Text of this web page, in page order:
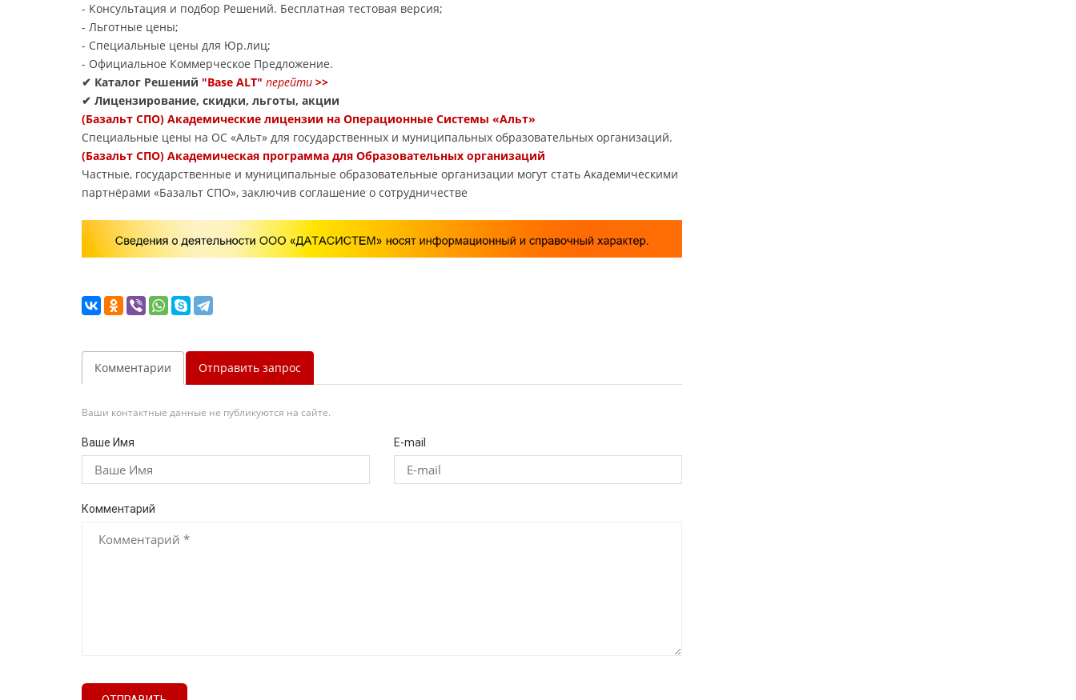
- Консультация и подбор Решений. Бесплатная тестовая версия;
- Льготные цены;
- Специальные цены для Юр.лиц;
- Официальное Коммерческое Предложение.
✔ Каталог Решений "Base ALT" перейти >>
✔ Лицензирование, скидки, льготы, акции
(Базальт СПО) Академические лицензии на Операционные Системы «Альт»
Специальные цены на ОС «Альт» для государственных и муниципальных образовательных организаций.
(Базальт СПО) Академическая программа для Образовательных организаций
Частные, государственные и муниципальные образовательные организации могут стать Академическими
партнёрами «Базальт СПО», заключив соглашение о сотрудничестве
Комментарии Отправить запрос
Ваши контактные данные не публикуются на сайте.
Ваше Имя E-mail
Комментарий